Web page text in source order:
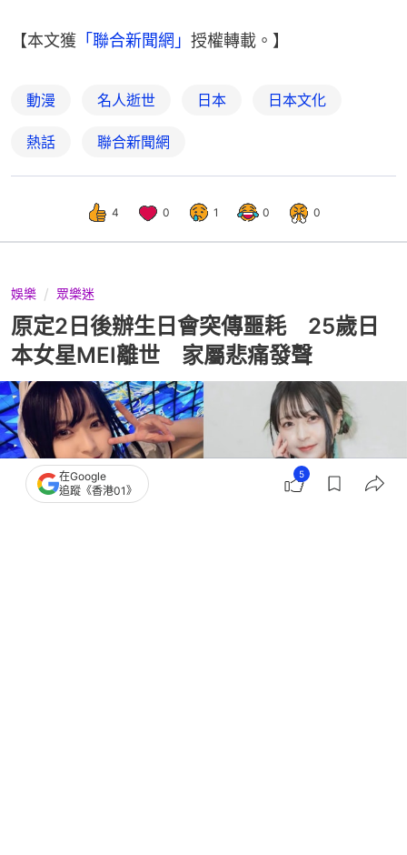
【本文獲 「聯合新聞網」 授權轉載。】
動漫 名人逝世 日本 日本文化
熱話 聯合新聞網
4 0 1 0 0
娛樂 眾樂迷
原定2日後辦生日會突傳噩耗 25歲日
本女星MEI離世 家屬悲痛發聲
在Google
追蹤《香港01》
5